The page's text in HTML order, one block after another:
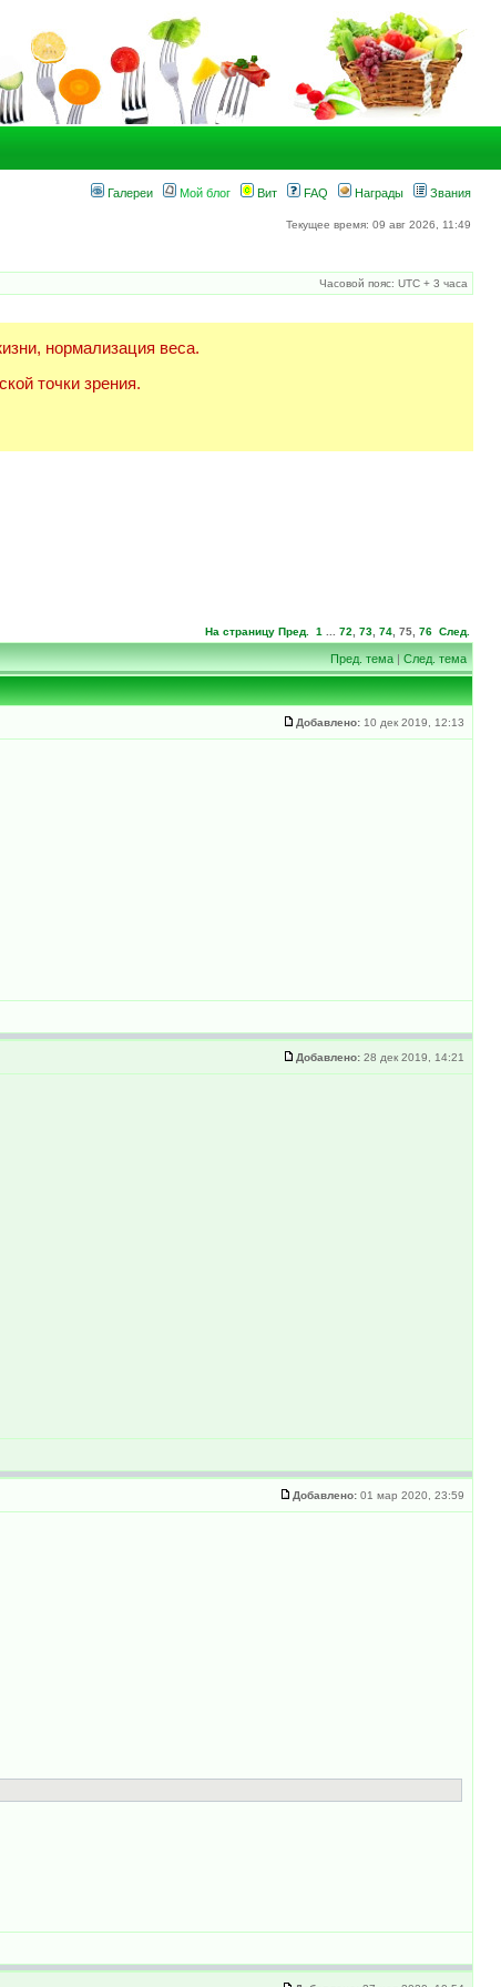
Галереи Мой блог Вит FAQ Награды Звания
Текущее время: 09 авг 2026, 11:49
Часовой пояс: UTC + 3 часа
нормализация веса.
точки зрения.
На страницу Пред. 1 72 73 74 75 76 След.
Пред. тема|След. тема
Добавлено: 10 дек 2019, 12:13
Добавлено: 28 дек 2019, 14:21
Добавлено: 01 мар 2020, 23:59